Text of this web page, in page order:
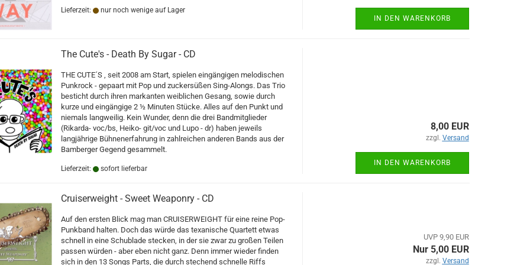
Lieferzeit:
nur noch wenige auf Lager
IN DEN WARENKORB
The Cute's - Death By Sugar - CD
THE CUTE´S , seit 2008 am Start, spielen eingängigen melodischen
Punkrock - gepaart mit Pop und zuckersüßen Sing-Alongs. Das Trio
besticht durch ihren markanten weiblichen Gesang, sowie durch
kurze und eingängige 2 ½ Minuten Stücke. Alles auf den Punkt und
niemals langweilig. Kein Wunder, denn die drei Bandmitglieder
(Rikarda- voc/bs, Heiko- git/voc und Lupo - dr) haben jeweils
langjährige Bühnenerfahrung in zahlreichen anderen Bands aus der
Bamberger Gegend gesammelt.
Lieferzeit: sofort lieferbar
8,00 EUR
zzgl. Versand
IN DEN WARENKORB
Cruiserweight - Sweet Weaponry - CD
Auf den ersten Blick mag man CRUISERWEIGHT für eine reine Pop-
Punkband halten. Doch das würde das texanische Quartett etwas
schnell in eine Schublade stecken, in der sie zwar zu großen Teilen
passen würden - aber eben nicht ganz. Denn immer wieder finden
sich in den 13 Songs Parts, die durch stechend schnelle Riffs
UVP 9,90 EUR
Nur 5,00 EUR
zzgl. Versand